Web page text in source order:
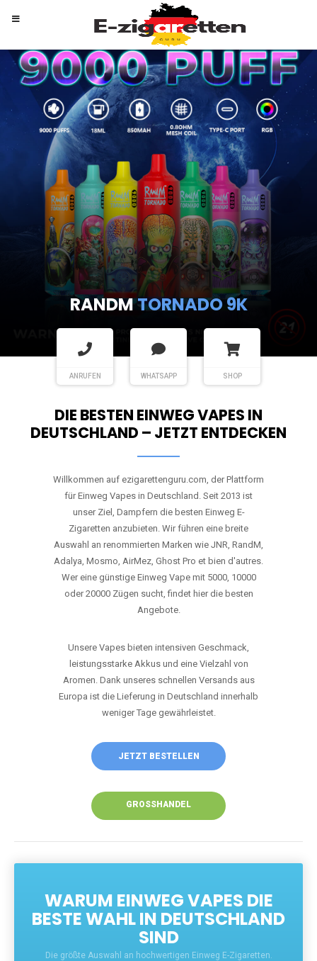
RANDMTORNADO 9K
ANRUFEN WHATSAPP SHOP
DIE BESTEN EINWEG VAPES IN
DEUTSCHLAND – JETZT ENTDECKEN
Willkommen auf ezigarettenguru.com, der Plattform
für Einweg Vapes in Deutschland. Seit 2013 ist
unser Ziel, Dampfern die besten Einweg E-
Zigaretten anzubieten. Wir führen eine breite
Auswahl an renommierten Marken wie JNR, RandM,
Adalya, Mosmo, AirMez, Ghost Pro et bien d'autres.
Wer eine günstige Einweg Vape mit 5000, 10000
oder 20000 Zügen sucht, findet hier die besten
Angebote.
Unsere Vapes bieten intensiven Geschmack,
leistungsstarke Akkus und eine Vielzahl von
Aromen. Dank unseres schnellen Versands aus
Europa ist die Lieferung in Deutschland innerhalb
weniger Tage gewährleistet.
JETZT BESTELLEN
GROSSHANDEL
WARUM EINWEG VAPES DIE
BESTE WAHL IN DEUTSCHLAND
SIND
Die größte Auswahl an hochwertigen Einweg E-Zigaretten.